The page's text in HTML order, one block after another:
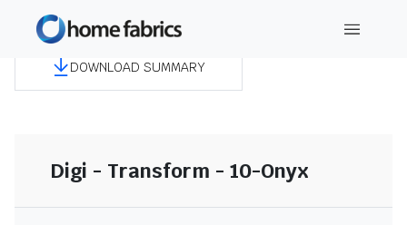
DOWNLOAD SUMMARY
Digi - Transform - 10-Onyx